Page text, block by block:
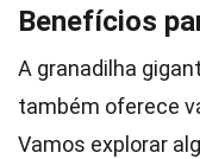
Benefícios
A granadilha
também oferece
Vamos explorar